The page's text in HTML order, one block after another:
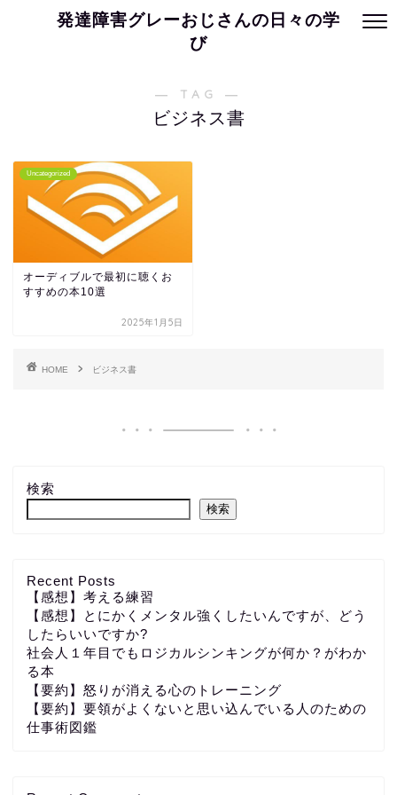
発達障害グレーおじさんの日々の学
び
― TAG ―
ビジネス書
Uncategorized
オーディブルで最初に聴くお
すすめの本10選
2025年1月5日
HOME ビジネス書
検索
検索
Recent Posts
【感想】考える練習
【感想】とにかくメンタル強くしたいんですが、どう
したらいいですか?
社会人１年目でもロジカルシンキングが何か？がわか
る本
【要約】怒りが消える心のトレーニング
【要約】要領がよくないと思い込んでいる人のための
仕事術図鑑